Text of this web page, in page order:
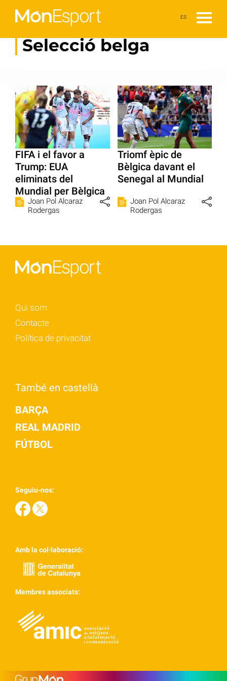
ES
Selecció belga
FIFA i el favor a
Trump: EUA
eliminats del
Mundial per Bèlgica
Joan Pol Alcaraz
Rodergas
Triomf èpic de
Bèlgica davant el
Senegal al Mundial
Joan Pol Alcaraz
Rodergas
Qui som
Contacte
Política de privacitat
També en castellà
BARÇA
REAL MADRID
FÚTBOL
Seguiu-nos:
Amb la col·laboració:
Membres associats: